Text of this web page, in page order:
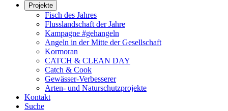
Projekte
Fisch des Jahres
Flusslandschaft der Jahre
Kampagne #gehangeln
Angeln in der Mitte der Gesellschaft
Kormoran
CATCH & CLEAN DAY
Catch & Cook
Gewässer-Verbesserer
Arten- und Naturschutzprojekte
Kontakt
Suche